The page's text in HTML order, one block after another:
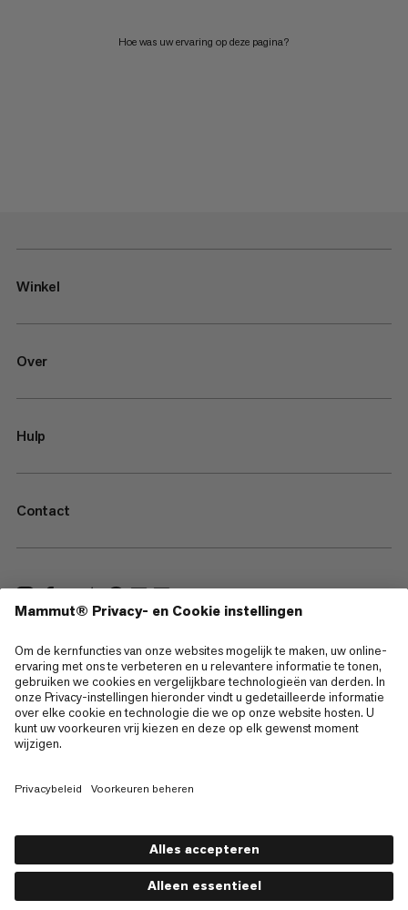
Hoe was uw ervaring op deze pagina?
Winkel
Over
Hulp
Contact
—
Sitemap
Cookies
Juridische kennisgeving